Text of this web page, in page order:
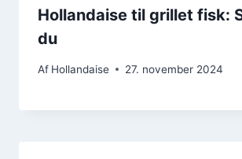
Hollandaise til grillet fisk:
du
Af Hollandaise 27. november 2024